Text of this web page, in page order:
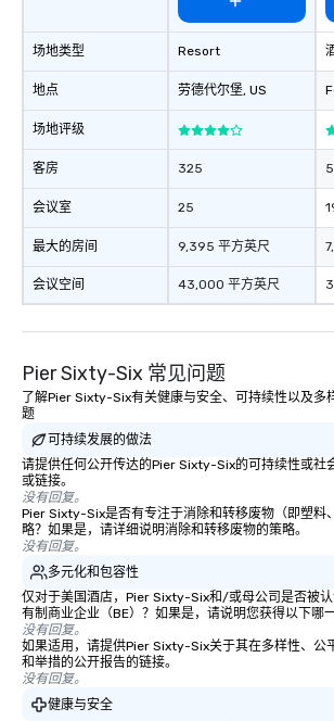
场地类型
地点
场地评级
客房
会议室
最大的房间
会议空间
Resort
劳德代尔堡, US
325
25
9,395 平方英尺
43,000 平方英尺
Pier Sixty-Six 常见问题
了解Pier Sixty-Six有关健康与安全、可持续性以及多
题
可持续发展的做法
请提供任何公开传达的Pier Sixty-Six的可持续性或社
或链接。
没有回复。
Pier Sixty-Six是否有专注于消除和转移废物（即塑料
略？如果是，请详细说明消除和转移废物的策略。
没有回复。
多元化和包容性
仅对于美国酒店，Pier Sixty-Six和/或母公司是否被认
有制商业企业（BE）？如果是，请说明您获得以下哪
没有回复。
如果适用，请提供Pier Sixty-Six关于其在多样性、公
和举措的公开报告的链接。
没有回复。
健康与安全